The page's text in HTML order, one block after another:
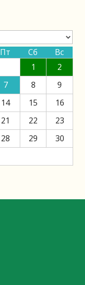
Пт Сб
Вс
1
2
7 8
9
14 15
16
21 22
23
28 29
30